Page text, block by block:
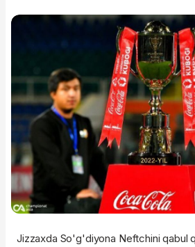
Jizzaxda So'g'diyona Neftchini qabul